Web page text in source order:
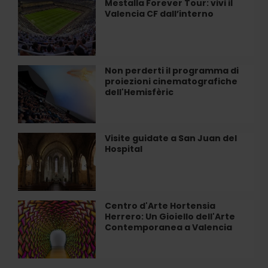
a
Valencia
Mestalla Forever Tour: vivi il
Valencia CF dall’interno
Mestalla
Forever
Tour:
vivi
il
Valencia
dall’interno
Non perderti il programma di
proiezioni cinematografiche
dell'Hemisfèric
Non
perderti
il
programma
di
proiezioni
cinematografiche
dell'Hemisfèric
Visite guidate a San Juan del
Hospital
Visite
guidate
a
Juan
del
Hospital
Centro d'Arte Hortensia
Herrero: Un Gioiello dell'Arte
Contemporanea a Valencia
Centro
d'Arte
Hortensia
Herrero:
Un